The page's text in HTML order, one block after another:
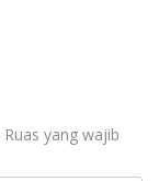
Ruas yang wajib